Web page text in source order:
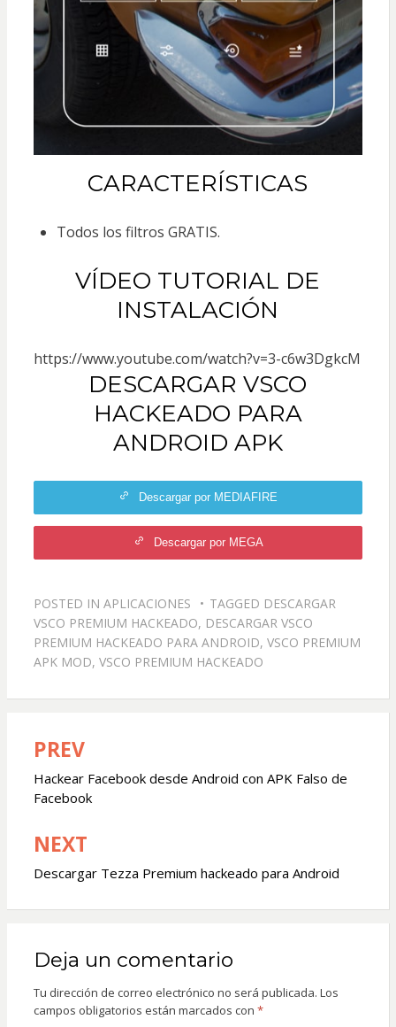
CARACTERÍSTICAS
Todos los filtros GRATIS.
VÍDEO TUTORIAL DE
INSTALACIÓN
https://www.youtube.com/watch?v=3-c6w3DgkcM
DESCARGAR VSCO
HACKEADO PARA
ANDROID APK
Descargar por MEDIAFIRE
Descargar por MEGA
POSTED IN APLICACIONES TAGGED DESCARGAR
VSCO PREMIUM HACKEADO, DESCARGAR VSCO
PREMIUM HACKEADO PARA ANDROID, VSCO PREMIUM
APK MOD, VSCO PREMIUM HACKEADO
Navegación
de
entradas
PREV
Hackear Facebook desde Android con APK Falso de
Facebook
NEXT
Descargar Tezza Premium hackeado para Android
Deja un comentario
Tu dirección de correo electrónico no será publicada. Los
campos obligatorios están marcados con *